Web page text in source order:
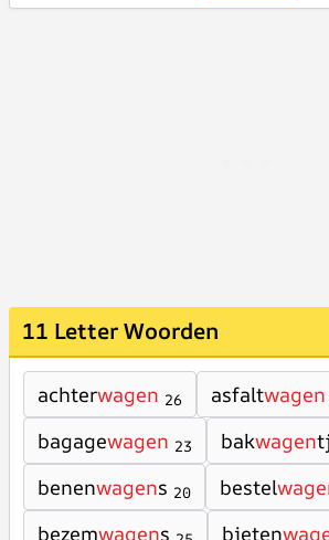
11 Letter Woorden
achterwagen 26 asfaltwagen
bagagewagen 23 bakwagen
benenwagens 20 bestel
bezemwagens bieten